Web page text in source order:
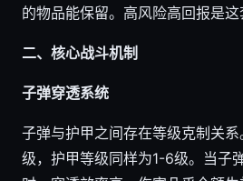
的物品能保留。高风险高回报是这
二、核心战斗机制
子弹穿透系统
子弹与护甲之间存在等级克制关
级，护甲等级同样为1-6级。当子